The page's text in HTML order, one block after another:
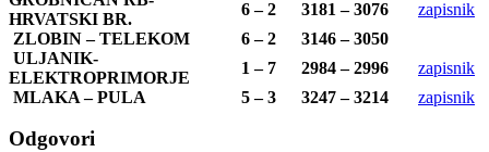
HRVATSKI BR.
6 – 2 3181 – 3076
zapisnik
ZLOBIN – TELEKOM
6 – 2
3146 – 3050
ULJANIK-
ELEKTROPRIMORJE
1 – 7 2984 – 2996
zapisnik
MLAKA – PULA
5 – 3 3247 – 3214 zapisnik
Odgovori